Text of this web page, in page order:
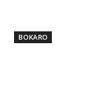
BOKARO